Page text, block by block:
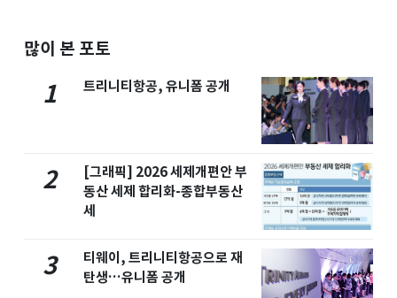
많이 본 포토
1 트리니티항공, 유니폼 공개
2
[그래픽] 2026 세제개편안 부
동산 세제 합리화-종합부동산
세
3
티웨이, 트리니티항공으로 재
탄생…유니폼 공개